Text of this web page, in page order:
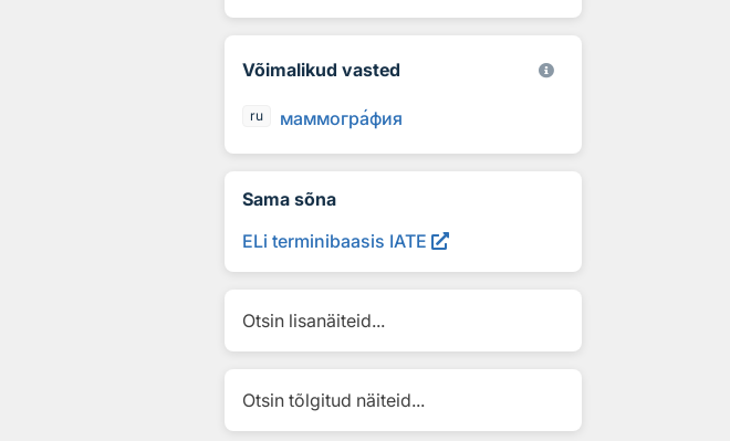
Võimalikud vasted
ru маммография
Sama sõna
ELi terminibaasis IATE
Otsin lisanäiteid...
Otsin tõlgitud näiteid...